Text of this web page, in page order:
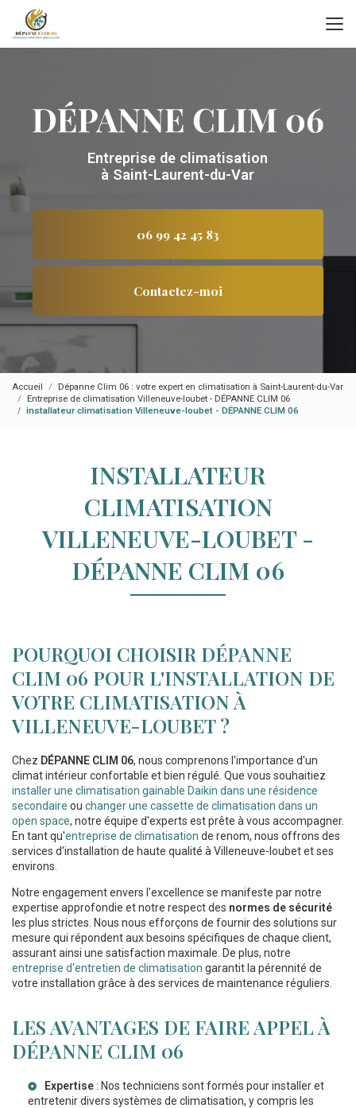
contenu
Entreprise de climatisation
à Saint-Laurent-du-Var
06 99 42 45 83
Contactez-moi
Accueil
Dépanne Clim 06 : votre expert en climatisation à Saint-Laurent-du-Var
Entreprise de climatisation Villeneuve-loubet - DÉPANNE CLIM 06
installateur climatisation Villeneuve-loubet - DÉPANNE CLIM 06
INSTALLATEUR
CLIMATISATION
VILLENEUVE-LOUBET -
DÉPANNE CLIM 06
POURQUOI CHOISIR DÉPANNE
CLIM 06 POUR L'INSTALLATION DE
VOTRE CLIMATISATION À
VILLENEUVE-LOUBET ?
Chez DÉPANNE CLIM 06, nous comprenons l'importance d'un
climat intérieur confortable et bien régulé. Que vous souhaitiez
installer une climatisation gainable Daikin dans une résidence
secondaire ou changer une cassette de climatisation dans un
open space, notre équipe d'experts est prête à vous accompagner.
En tant qu'entreprise de climatisation de renom, nous offrons des
services d'installation de haute qualité à Villeneuve-loubet et ses
environs.
Notre engagement envers l'excellence se manifeste par notre
expertise approfondie et notre respect des normes de sécurité
les plus strictes. Nous nous efforçons de fournir des solutions sur
mesure qui répondent aux besoins spécifiques de chaque client,
assurant ainsi une satisfaction maximale. De plus, notre
entreprise d'entretien de climatisation garantit la pérennité de
votre installation grâce à des services de maintenance réguliers.
LES AVANTAGES DE FAIRE APPEL À
DÉPANNE CLIM 06
Expertise : Nos techniciens sont formés pour installer et
entretenir divers systèmes de climatisation, y compris les